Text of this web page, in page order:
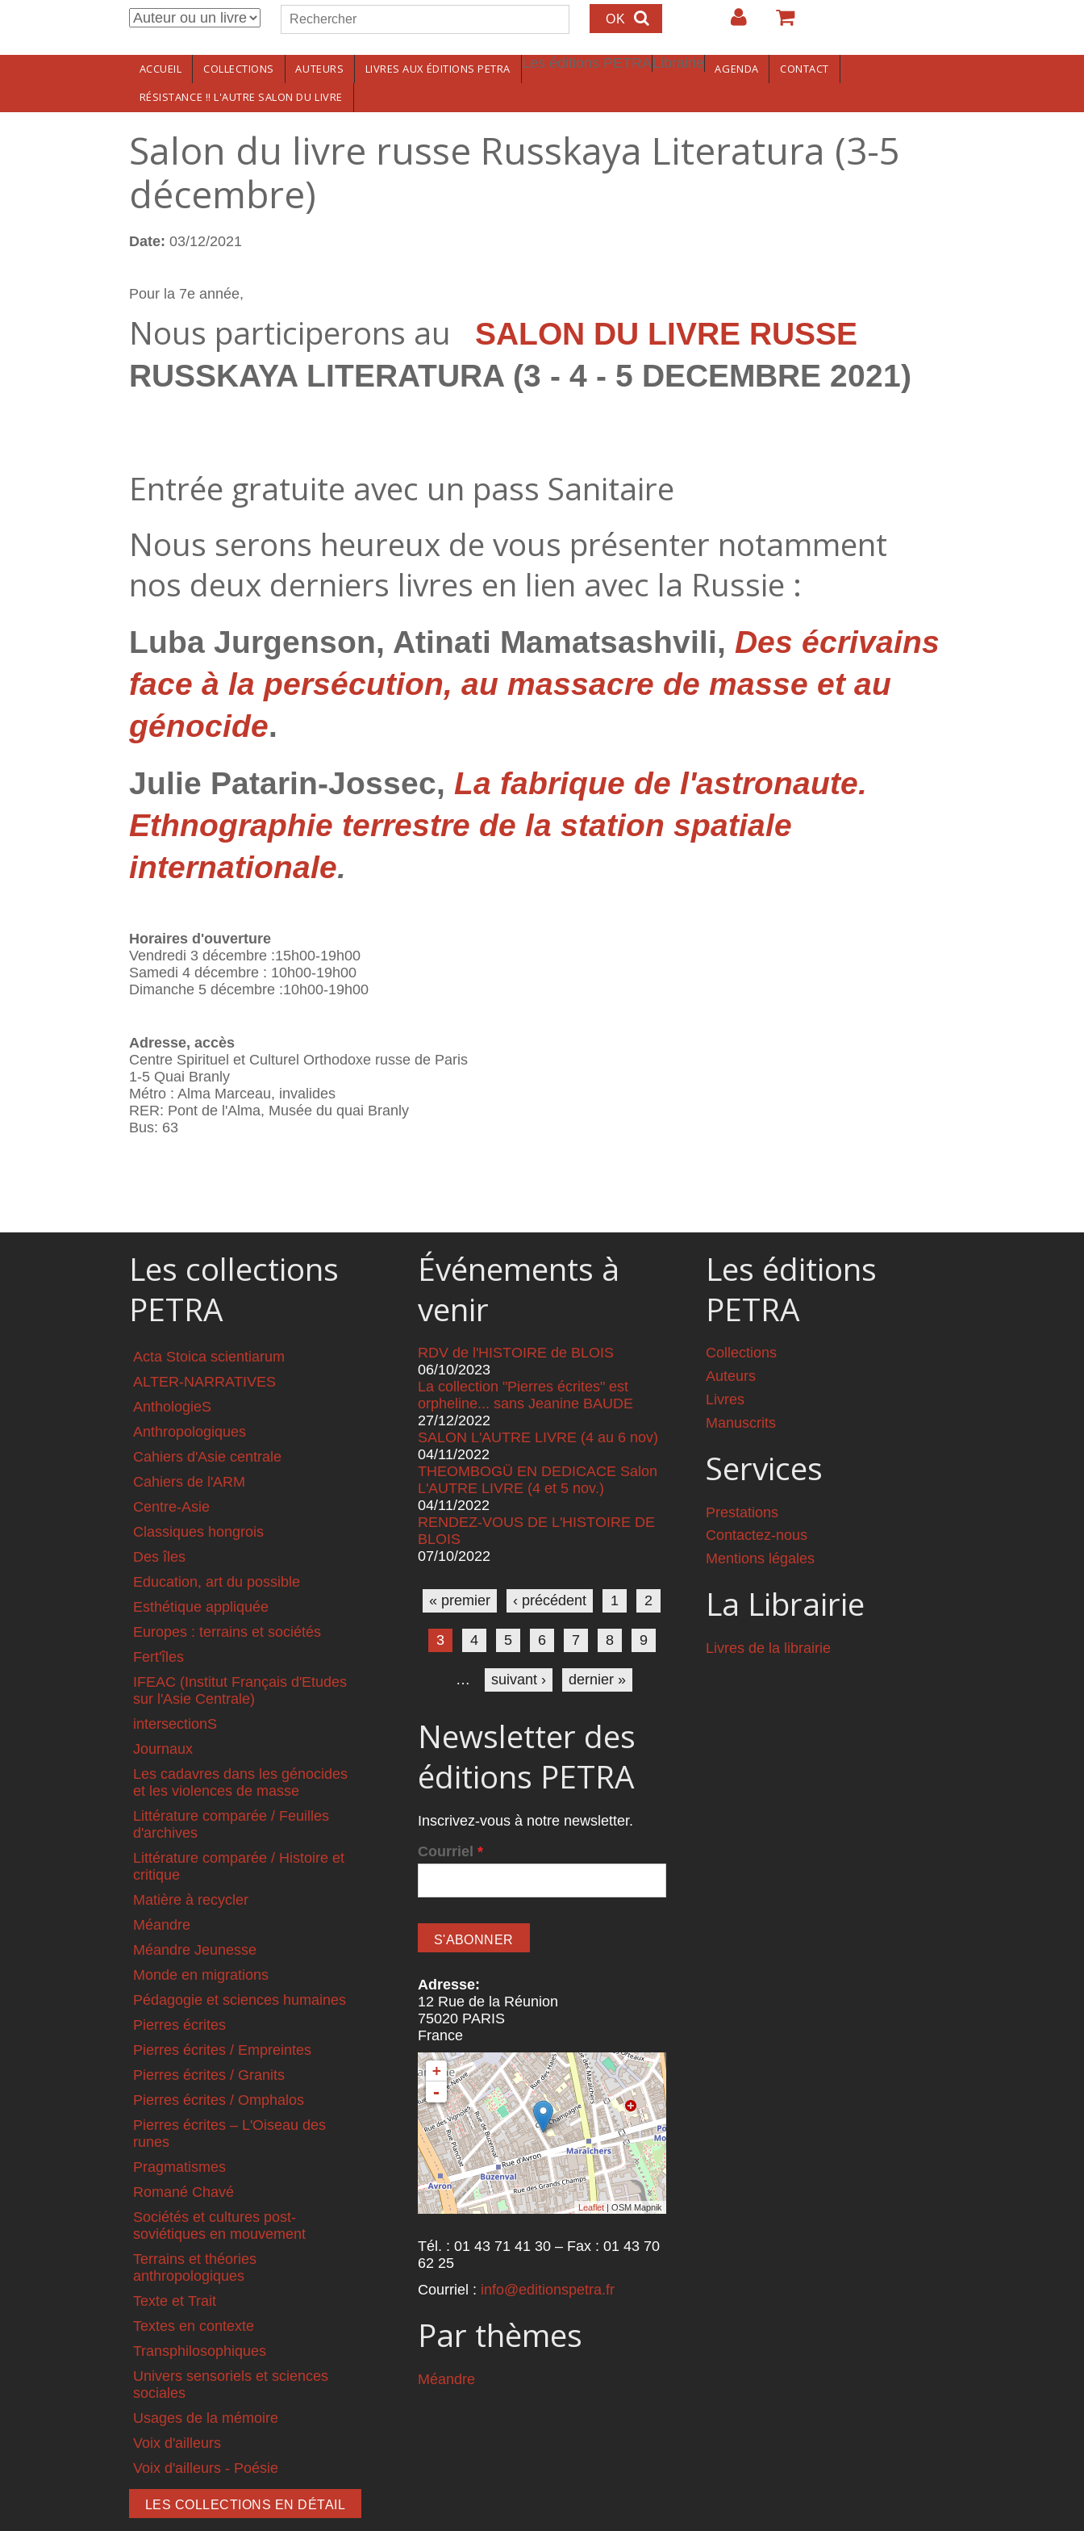
Aller au contenu principalFormulaire de recherche
Rechercher
ACCUEIL COLLECTIONS AUTEURS LIVRES AUX ÉDITIONS PETRA Les éditions PETRALibrairie AGENDA
CONTACT
RÉSISTANCE !! L'AUTRE SALON DU LIVRE
Salon du livre russe Russkaya Literatura (3-5
décembre)
Date: 03/12/2021
Pour la 7e année,
Nous participerons au
SALON DU LIVRE RUSSE
RUSSKAYA LITERATURA (3 - 4 - 5 DECEMBRE 2021)
Entrée gratuite avec un pass Sanitaire
Nous serons heureux de vous présenter notamment
nos deux derniers livres en lien avec la Russie :
Luba Jurgenson, Atinati Mamatsashvili, Des écrivains
face à la persécution, au massacre de masse et au
génocide.
Julie Patarin-Jossec, La fabrique de l'astronaute.
Ethnographie terrestre de la station spatiale
internationale.
Horaires d'ouverture
Vendredi 3 décembre :15h00-19h00
Samedi 4 décembre : 10h00-19h00
Dimanche 5 décembre :10h00-19h00
Adresse, accès
Centre Spirituel et Culturel Orthodoxe russe de Paris
1-5 Quai Branly
Métro : Alma Marceau, invalides
RER: Pont de l'Alma, Musée du quai Branly
Bus: 63
Les collections
PETRA
Acta Stoica scientiarum
ALTER-NARRATIVES
AnthologieS
Anthropologiques
Cahiers d'Asie centrale
Cahiers de l'ARM
Centre-Asie
Classiques hongrois
Des îles
Education, art du possible
Esthétique appliquée
Europes : terrains et sociétés
Fert'îles
IFEAC (Institut Français d'Etudes
sur l'Asie Centrale)
intersectionS
Journaux
Les cadavres dans les génocides
et les violences de masse
Littérature comparée / Feuilles
d'archives
Littérature comparée / Histoire et
critique
Matière à recycler
Méandre
Méandre Jeunesse
Monde en migrations
Pédagogie et sciences humaines
Pierres écrites
Pierres écrites / Empreintes
Pierres écrites / Granits
Pierres écrites / Omphalos
Pierres écrites – L'Oiseau des
runes
Pragmatismes
Romané Chavé
Sociétés et cultures post-
soviétiques en mouvement
Terrains et théories
anthropologiques
Texte et Trait
Textes en contexte
Transphilosophiques
Univers sensoriels et sciences
sociales
Usages de la mémoire
Voix d'ailleurs
Voix d'ailleurs - Poésie
LES COLLECTIONS EN DÉTAIL
Événements à
venir
RDV de l'HISTOIRE de BLOIS
06/10/2023
La collection "Pierres écrites" est
orpheline... sans Jeanine BAUDE
27/12/2022
SALON L'AUTRE LIVRE (4 au 6 nov)
04/11/2022
THEOMBOGÜ EN DEDICACE Salon
L'AUTRE LIVRE (4 et 5 nov.)
04/11/2022
RENDEZ-VOUS DE L'HISTOIRE DE
BLOIS
07/10/2022
Pages
« premier ‹ précédent 1 2
3 4 5 6 7 8 9
… suivant › dernier »
Newsletter des
éditions PETRA
Inscrivez-vous à notre newsletter.
Courriel *
Adresse:
12 Rue de la Réunion
75020 PARIS
France
+
-
Leaflet | OSM Mapnik
Tél. : 01 43 71 41 30 – Fax : 01 43 70
62 25
Courriel : info@editionspetra.fr
Par thèmes
Méandre
Les éditions
PETRA
Collections
Auteurs
Livres
Manuscrits
Services
Prestations
Contactez-nous
Mentions légales
La Librairie
Livres de la librairie